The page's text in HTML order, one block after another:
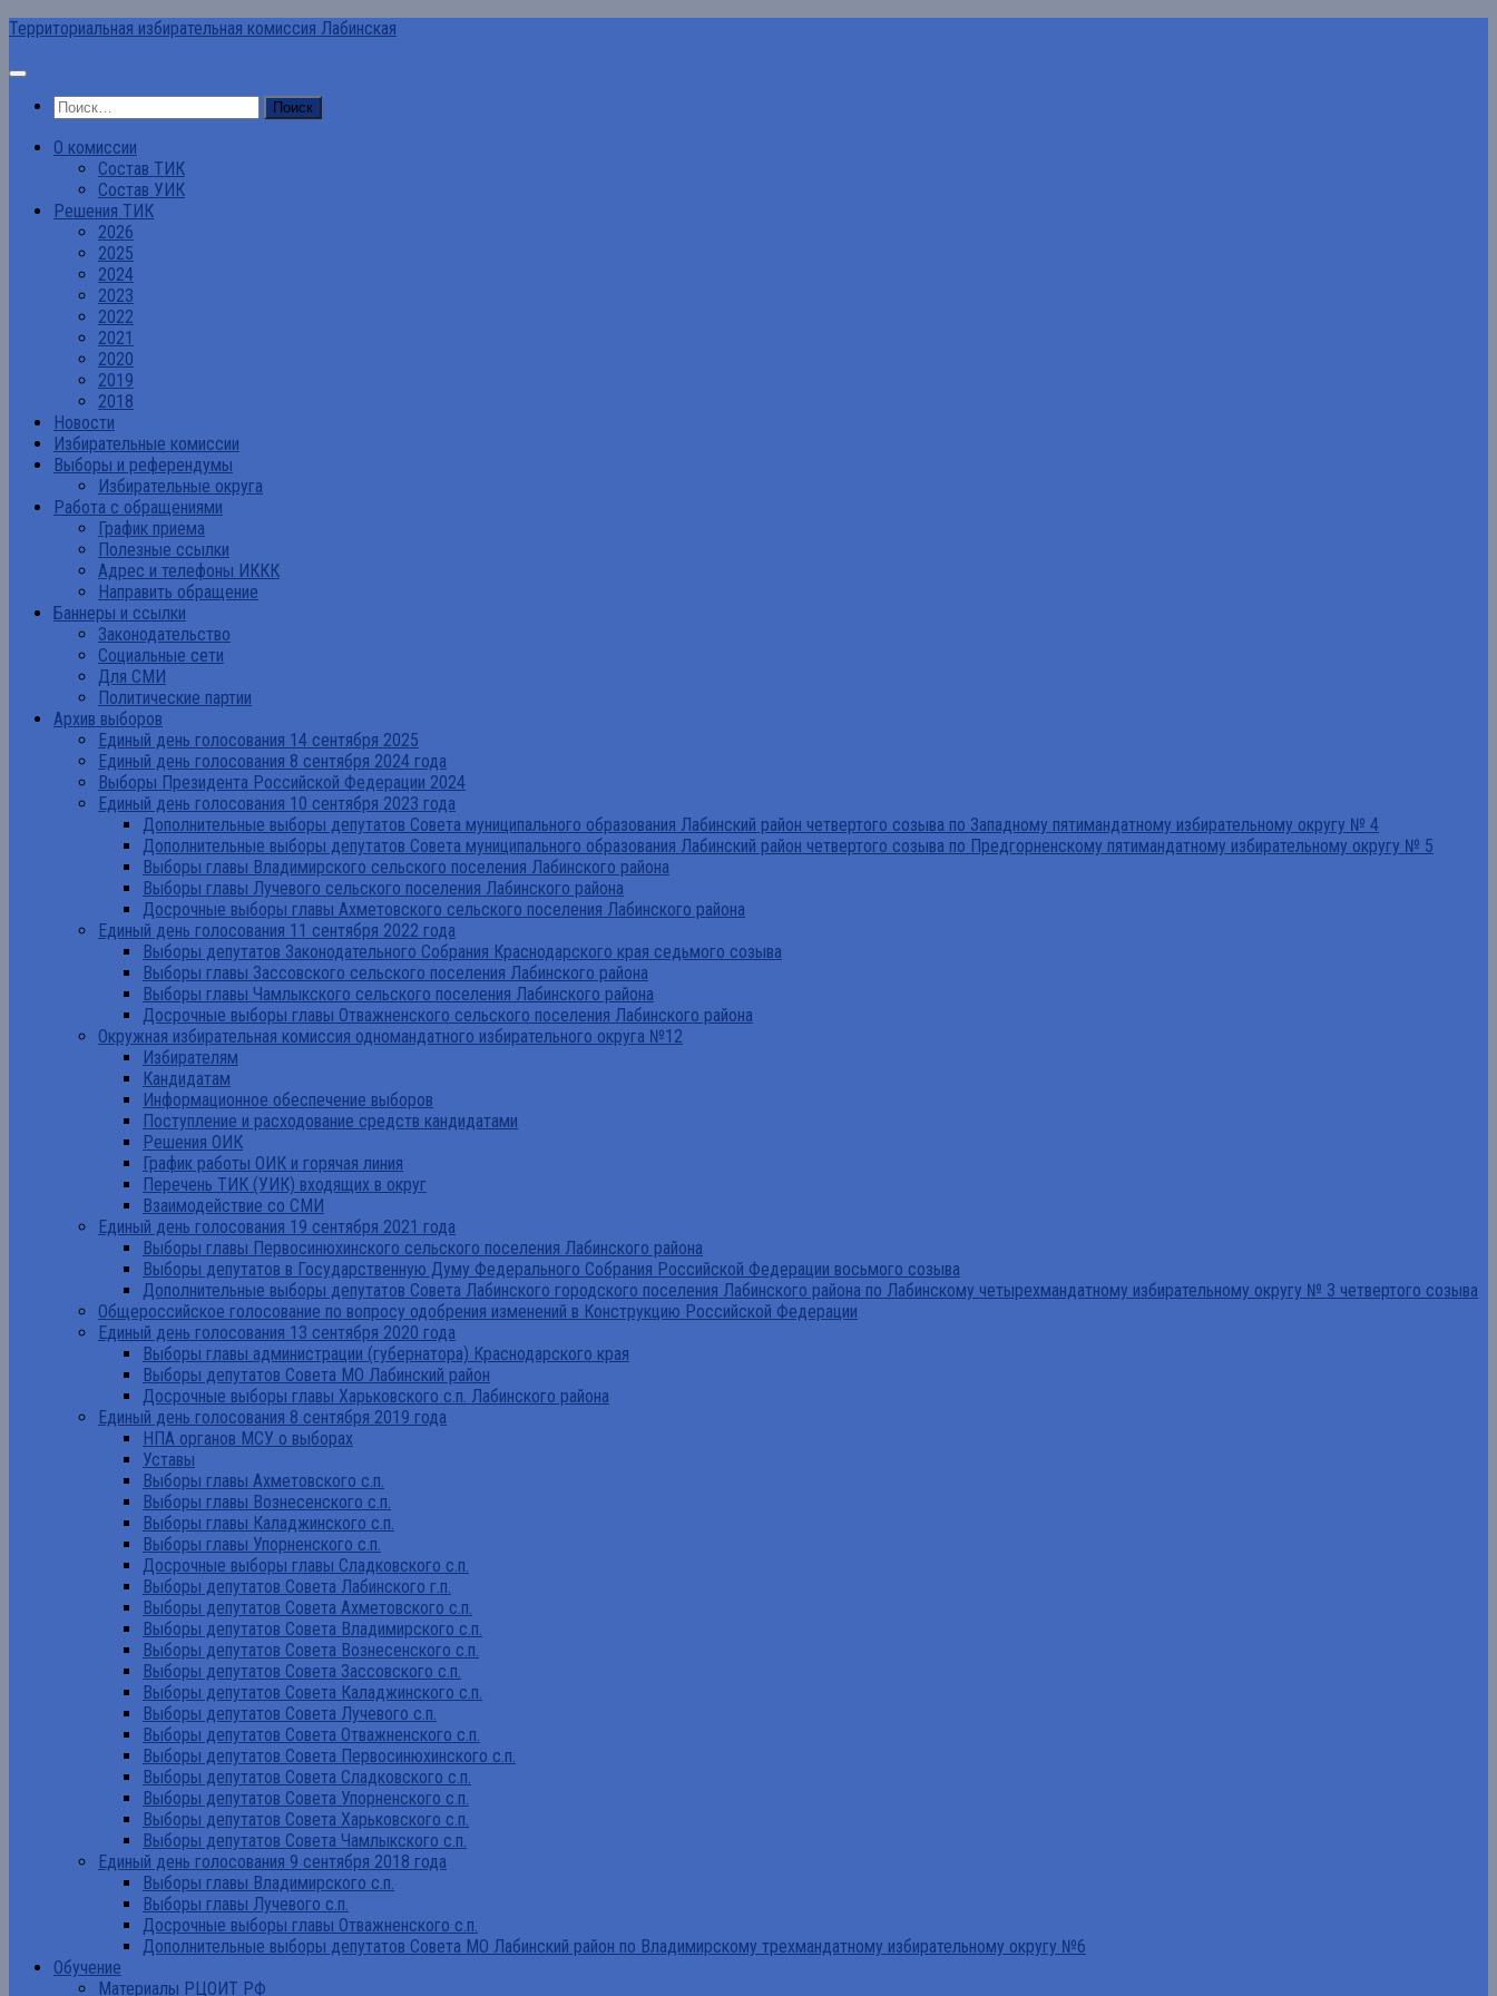
Перейти
содержимому
Территориальная избирательная комиссия Лабинская
Найти:
О комиссии
Состав ТИК
Состав УИК
Решения ТИК
2026
2025
2024
2023
2022
2021
2020
2019
2018
Новости
Избирательные комиссии
Выборы и референдумы
Избирательные округа
Работа с обращениями
График приема
Полезные ссылки
Адрес и телефоны ИККК
Направить обращение
Баннеры и ссылки
Законодательство
Социальные сети
Для СМИ
Политические партии
Архив выборов
Единый день голосования 14 сентября 2025
Единый день голосования 8 сентября 2024 года
Выборы Президента Российской Федерации 2024
Единый день голосования 10 сентября 2023 года
Дополнительные выборы депутатов Совета муниципального образования Лабинский район четвертого созыва по Западному пятимандатному избирательному округу № 4
Дополнительные выборы депутатов Совета муниципального образования Лабинский район четвертого созыва по Предгорненскому пятимандатному избирательному округу № 5
Выборы главы Владимирского сельского поселения Лабинского района
Выборы главы Лучевого сельского поселения Лабинского района
Досрочные выборы главы Ахметовского сельского поселения Лабинского района
Единый день голосования 11 сентября 2022 года
Выборы депутатов Законодательного Собрания Краснодарского края седьмого созыва
Выборы главы Зассовского сельского поселения Лабинского района
Выборы главы Чамлыкского сельского поселения Лабинского района
Досрочные выборы главы Отважненского сельского поселения Лабинского района
Окружная избирательная комиссия одномандатного избирательного округа №12
Избирателям
Кандидатам
Информационное обеспечение выборов
Поступление и расходование средств кандидатами
Решения ОИК
График работы ОИК и горячая линия
Перечень ТИК (УИК) входящих в округ
Взаимодействие со СМИ
Единый день голосования 19 сентября 2021 года
Выборы главы Первосинюхинского сельского поселения Лабинского района
Выборы депутатов в Государственную Думу Федерального Собрания Российской Федерации восьмого созыва
Дополнительные выборы депутатов Совета Лабинского городского поселения Лабинского района по Лабинскому четырехмандатному избирательному округу № 3 четвертого созыва
Общероссийское голосование по вопросу одобрения изменений в Конструкцию Российской Федерации
Единый день голосования 13 сентября 2020 года
Выборы главы администрации (губернатора) Краснодарского края
Выборы депутатов Совета МО Лабинский район
Досрочные выборы главы Харьковского с.п. Лабинского района
Единый день голосования 8 сентября 2019 года
НПА органов МСУ о выборах
Уставы
Выборы главы Ахметовского с.п.
Выборы главы Вознесенского с.п.
Выборы главы Каладжинского с.п.
Выборы главы Упорненского с.п.
Досрочные выборы главы Сладковского с.п.
Выборы депутатов Совета Лабинского г.п.
Выборы депутатов Совета Ахметовского с.п.
Выборы депутатов Совета Владимирского с.п.
Выборы депутатов Совета Вознесенского с.п.
Выборы депутатов Совета Зассовского с.п.
Выборы депутатов Совета Каладжинского с.п.
Выборы депутатов Совета Лучевого с.п.
Выборы депутатов Совета Отважненского с.п.
Выборы депутатов Совета Первосинюхинского с.п.
Выборы депутатов Совета Сладковского с.п.
Выборы депутатов Совета Упорненского с.п.
Выборы депутатов Совета Харьковского с.п.
Выборы депутатов Совета Чамлыкского с.п.
Единый день голосования 9 сентября 2018 года
Выборы главы Владимирского с.п.
Выборы главы Лучевого с.п.
Досрочные выборы главы Отважненского с.п.
Дополнительные выборы депутатов Совета МО Лабинский район по Владимирскому трехмандатному избирательному округу №6
Обучение
Материалы РЦОИТ РФ